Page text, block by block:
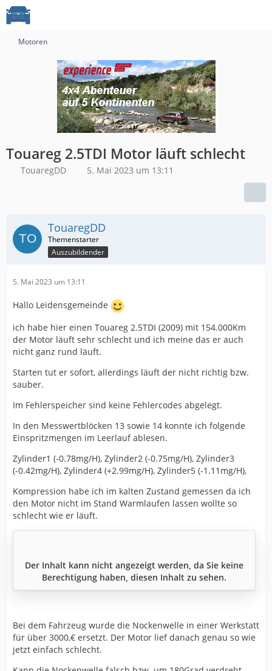
Motoren
Touareg 2.5TDI Motor läuft schlecht
TouaregDD 5. Mai 2023 um 13:11
TouaregDD
Auszubildender
5. Mai 2023 um 13:11
Hallo Leidensgemeinde
ich habe hier einen Touareg 2.5TDI (2009) mit 154.000Km
der Motor läuft sehr schlecht und ich meine das er auch
nicht ganz rund läuft.
Starten tut er sofort, allerdings läuft der nicht richtig bzw.
sauber.
Im Fehlerspeicher sind keine Fehlercodes abgelegt.
In den Messwertblöcken 13 sowie 14 konnte ich folgende
Einspritzmengen im Leerlauf ablesen.
Zylinder1 (-0.78mg/H), Zylinder2 (-0.75mg/H), Zylinder3
(-0.42mg/H), Zylinder4 (+2.99mg/H), Zylinder5 (-1.11mg/H),
Kompression habe ich im kalten Zustand gemessen da ich
den Motor nicht im Stand Warmlaufen lassen wollte so
schlecht wie er läuft.
Der Inhalt kann nicht angezeigt werden, da Sie keine
Berechtigung haben, diesen Inhalt zu sehen.
Bei dem Fahrzeug wurde die Nockenwelle in einer Werkstatt
für über 3000,€ ersetzt. Der Motor lief danach genau so wie
jetzt einfach schlecht.